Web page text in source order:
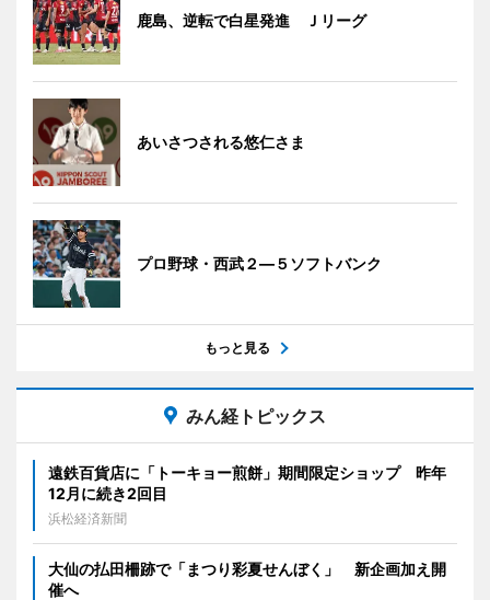
鹿島、逆転で白星発進 Ｊリーグ
あいさつされる悠仁さま
プロ野球・西武２―５ソフトバンク
もっと見る
みん経トピックス
遠鉄百貨店に「トーキョー煎餅」期間限定ショップ 昨年
12月に続き2回目
浜松経済新聞
大仙の払田柵跡で「まつり彩夏せんぼく」 新企画加え開
催へ